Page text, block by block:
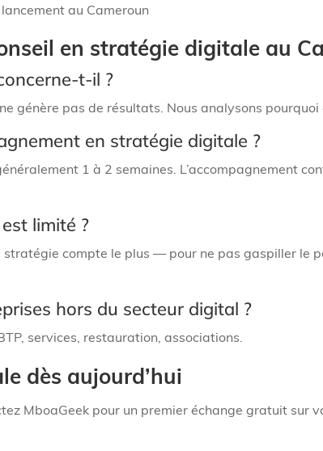
au Cameroun
en stratégie digitale au
t-il ?
génère pas de résultats. Nous analysons
en stratégie digitale ?
1 à 2 semaines. L’accompagnement
limité ?
compte le plus — pour ne pas gaspiller le
hors du secteur digital ?
services, restauration, associations.
dès aujourd’hui
MboaGeek pour un premier échange gratuit sur